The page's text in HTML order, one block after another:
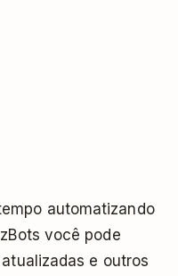
automatizando
você pode
e outros